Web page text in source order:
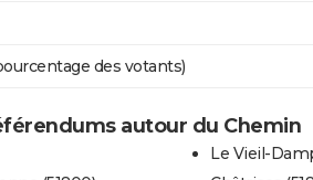
des votants)
autour du Chemin
Le Vieil-